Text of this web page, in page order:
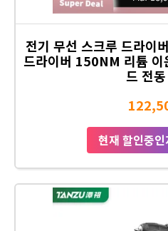
전기 무선 스크루 드라이
드라이버 150NM 리튬 이
드 전
현재 할인중